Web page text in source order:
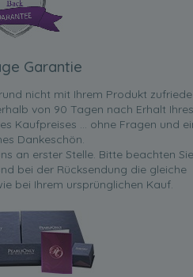
Garantie
nicht mit Ihrem Produkt
von 90 Tagen nach Erhalt Ihres
Kaufpreises ... ohne Fragen und
Dankeschön.
an erster Stelle. Bitte beachten
bei der Rücksendung die gleiche
bei Ihrem ursprünglichen Kauf.